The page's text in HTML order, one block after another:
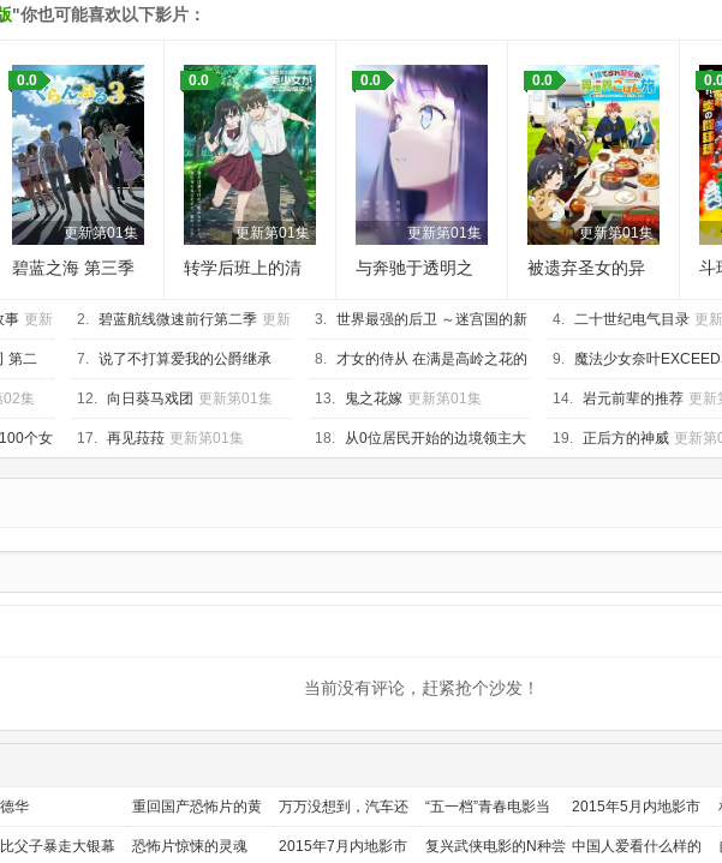
"你也可能喜欢以下影片：
更新第01集
0.0
碧蓝之海 第三季
更新第01集
0.0
转学后班上的清
竟是小时候玩在
更新第01集
0.0
与奔驰于透明之
看不见的恋爱。
更新第01集
0.0
被遗弃圣女的异
隐藏技能召唤了
斗
事 更新 2. 碧蓝航线微速前行第二季 更新
第01集
3. 世界最强的后卫 ～迷宫国的新
人探索者～ 更新第01集
4. 二十世纪电气目录 更
集
第二 7. 说了不打算爱我的公爵继承
人，不知为何对我宠爱有加 更新
第01集
8. 才女的侍从 在满是高岭之花的
贵族学校暗中照顾 更新第01集
9. 魔法少女奈叶
Blaze Vengeance 更新第
02集 12. 向日葵马戏团 更新第01集 13. 鬼之花嫁 更新第01集 14. 岩元前辈的推荐 更新
个女 17. 再见菈菈 更新第01集 18. 从0位居民开始的边境领主大
人 更新第01集
19. 正后方的神威 更新第
当前没有评论，赶紧抢个沙发！
华 重回国产恐怖片的黄
金时代
万万没想到，汽车还
能干这个？
“五一档”青春电影当
道
2015年5月内地影市
前瞻
父子暴走大银幕 恐怖片惊悚的灵魂 2015年7月内地影市 复兴武侠电影的N种尝 中国人爱看什么样的